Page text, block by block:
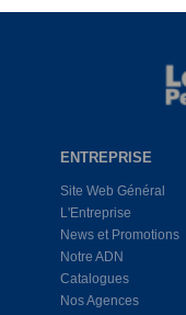
ENTREPRISE
Site Web Général
L'Entreprise
News et Promotions
Notre ADN
Catalogues
Nos Agences